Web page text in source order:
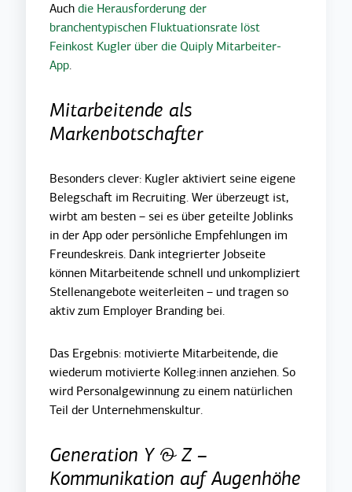
Auchdie Herausforderung der
branchentypischen Fluktuationsrate löst
Feinkost Kugler über die Quiply Mitarbeiter-
App.
Mitarbeitende als
Markenbotschafter
Besonders clever: Kugler aktiviert seine eigene
Belegschaft im Recruiting. Wer überzeugt ist,
wirbt am besten – sei es über geteilte Joblinks
in der App oder persönliche Empfehlungen im
Freundeskreis. Dank integrierter Jobseite
können Mitarbeitende schnell und unkompliziert
Stellenangebote weiterleiten – und tragen so
aktiv zum Employer Branding bei.
Das Ergebnis: motivierte Mitarbeitende, die
wiederum motivierte Kolleg:innen anziehen. So
wird Personalgewinnung zu einem natürlichen
Teil der Unternehmenskultur.
Generation Y & Z –
Kommunikation auf Augenhöhe